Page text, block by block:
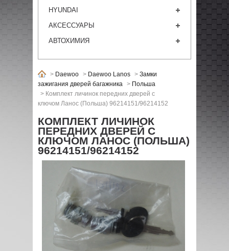
HYUNDAI
АКСЕССУАРЫ
АВТОХИМИЯ
> Daewoo > Daewoo Lanos > Замки
зажигания дверей багажника > Польша
> Комплект личинок передних дверей с
ключом Ланос (Польша) 96214151/96214152
КОМПЛЕКТ ЛИЧИНОК
ПЕРЕДНИХ ДВЕРЕЙ С
КЛЮЧОМ ЛАНОС (ПОЛЬША)
96214151/96214152